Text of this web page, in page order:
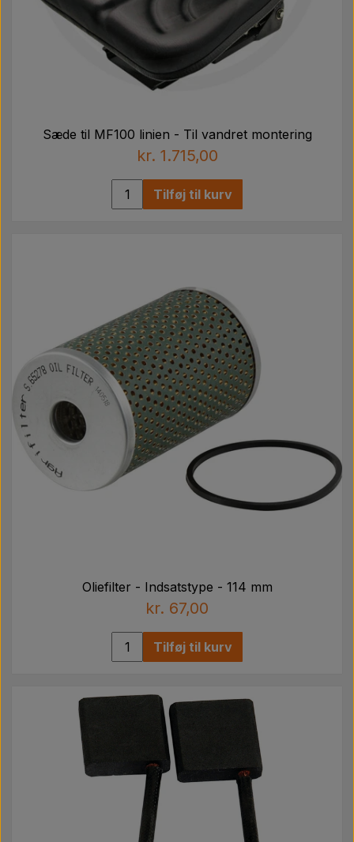
Sæde til MF100 linien - Til vandret montering
kr. 1.715,00
Tilføj til kurv
Oliefilter - Indsatstype - 114 mm
kr. 67,00
Tilføj til kurv